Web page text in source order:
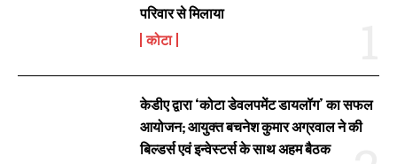
परिवार से मिलाया
कोटा
केडीए द्वारा ‘कोटा डेवलपमेंट डायलॉग’ का सफल
आयोजन; आयुक्त बचनेश कुमार अग्रवाल ने की
बिल्डर्स एवं इन्वेस्टर्स के साथ अहम बैठक